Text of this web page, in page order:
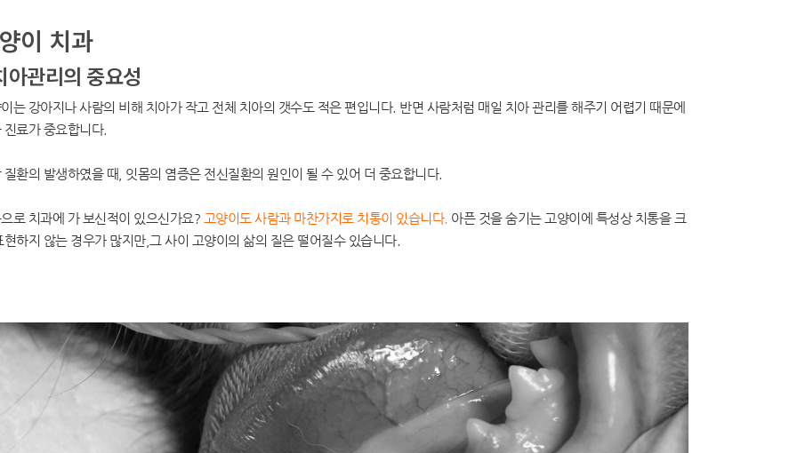
이 치과
아관리의 중요성
는 강아지나 사람의 비해 치아가 작고 전체 치아의 갯수도 적은 편입니다. 반면 사람처럼 매일 치아 관리를 해주기 어렵기 때문에
진료가 중요합니다.
질환의 발생하였을 때, 잇몸의 염증은 전신질환의 원인이 될 수 있어 더 중요합니다.
로 치과에 가 보신적이 있으신가요? 고양이도 사람과 마찬가지로 치통이 있습니다. 아픈 것을 숨기는 고양이에 특성상 치통을 크
현하지 않는 경우가 많지만,그 사이 고양이의 삶의 질은 떨어질수 있습니다.